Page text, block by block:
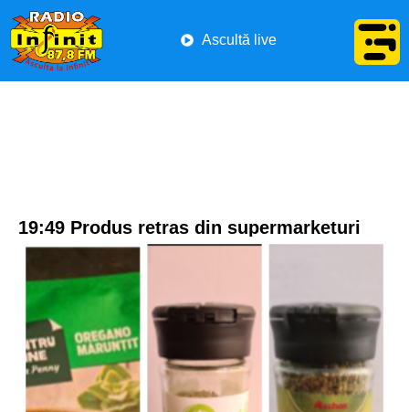
Ascultă live
19:49 Produs retras din supermarketuri